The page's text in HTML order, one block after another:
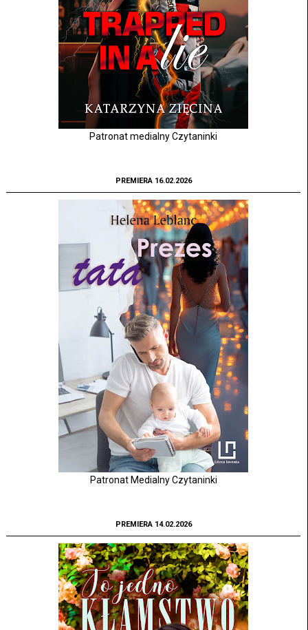
Patronat medialny Czytaninki
PREMIERA 16.02.2026
Patronat Medialny Czytaninki
PREMIERA 14.02.2026